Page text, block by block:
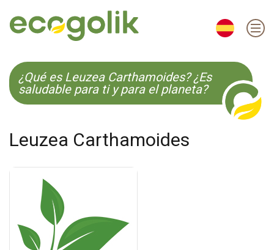
EN ES CS KO
¿Qué es Leuzea Carthamoides? ¿Es
saludable para ti y para el planeta?
Leuzea Carthamoides